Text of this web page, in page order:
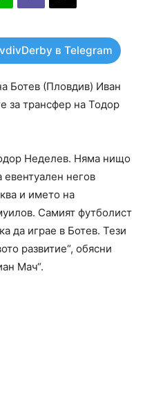
в Telegram
Ботев (Пловдив) Иван
за трансфер на Тодор
Неделев. Няма нищо
евентуален негов
и името на
Самият футболист
да играе в Ботев. Тези
развитие“, обясни
Мач“.